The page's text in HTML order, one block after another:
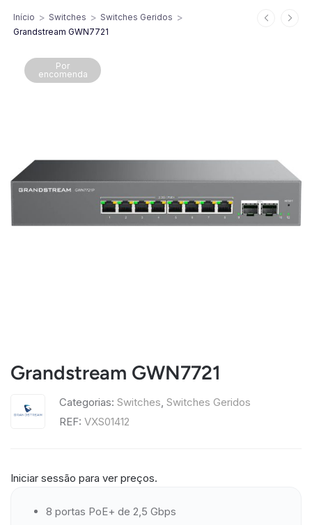
Início > Switches > Switches Geridos >
Grandstream GWN7721
Por
encomenda
Grandstream GWN7721
Categorias: Switches, Switches Geridos
REF: VXS01412
Iniciar sessão para ver preços.
8 portas PoE+ de 2,5 Gbps